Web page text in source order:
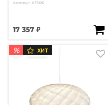
Артикул: AFC03
17 357 ₽
% ХИТ